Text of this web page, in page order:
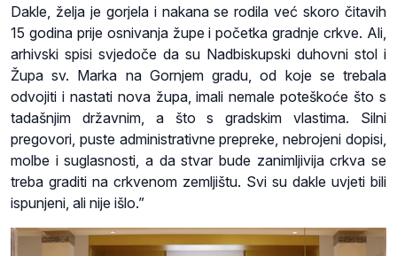
Dakle, želja je gorjela i nakana se rodila već skoro čitavih
15 godina prije osnivanja župe i početka gradnje crkve. Ali,
arhivski spisi svjedoče da su Nadbiskupski duhovni stol i
Župa sv. Marka na Gornjem gradu, od koje se trebala
odvojiti i nastati nova župa, imali nemale poteškoće što s
tadašnjim državnim, a što s gradskim vlastima. Silni
pregovori, puste administrativne prepreke, nebrojeni dopisi,
molbe i suglasnosti, a da stvar bude zanimljivija crkva se
treba graditi na crkvenom zemljištu. Svi su dakle uvjeti bili
ispunjeni, ali nije išlo.”